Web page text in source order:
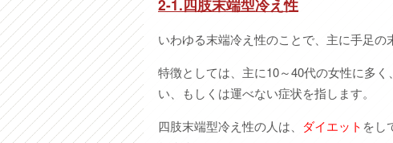
2-1.四肢末端型冷え性
いわゆる末端冷え性のことで、主に手足の
特徴としては、主に10～40代の女性に多
い、もしくは運べない症状を指します。
四肢末端型冷え性の人は、 ダイエット をし